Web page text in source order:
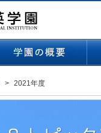
2021年度